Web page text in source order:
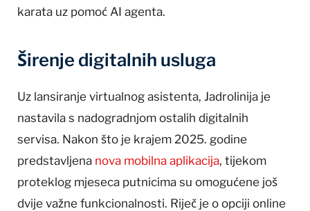
karata uz pomoć AI agenta.
Širenje digitalnih usluga
Uz lansiranje virtualnog asistenta, Jadrolinija je
nastavila s nadogradnjom ostalih digitalnih
servisa. Nakon što je krajem 2025. godine
predstavljena nova mobilna aplikacija, tijekom
proteklog mjeseca putnicima su omogućene još
dvije važne funkcionalnosti. Riječ je o opciji online